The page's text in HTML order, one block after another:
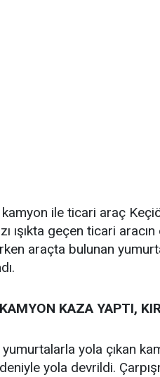
ile ticari araç
ışıkta geçen ticari
araçta bulunan
KAZA YAPTI,
yola çıkan
yola devrildi.